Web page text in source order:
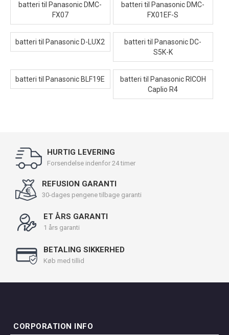
batteri til Panasonic DMC-
FX07
batteri til Panasonic DMC-
FX01EF-S
batteri til Panasonic D-LUX2
batteri til Panasonic DC-
S5K-K
batteri til Panasonic BLF19E
batteri til Panasonic RICOH
Caplio R4
HURTIG LEVERING
Forsendelse indenfor 24 timer
REFUSION GARANTI
30-dages pengene tilbage garanti
ET ÅRS GARANTI
1 års garanti
BETALING SIKKERHED
Køb med tillid
CORPORATION INFO